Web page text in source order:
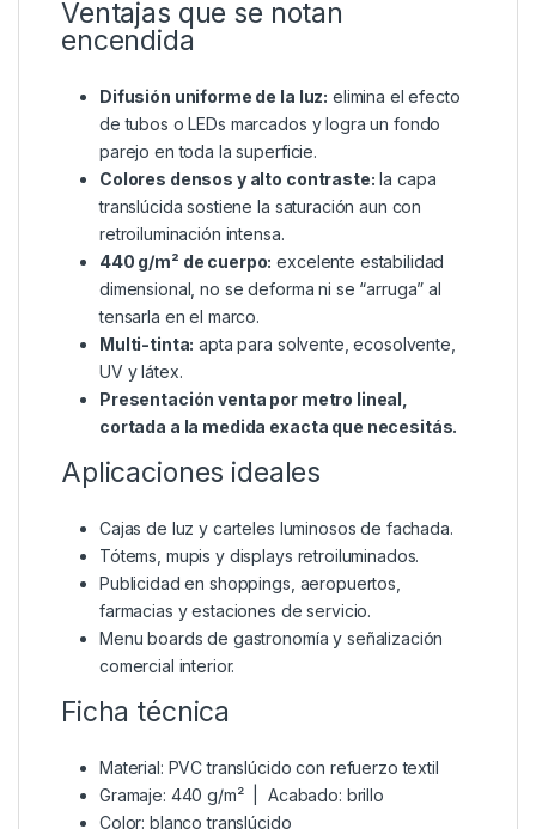
Ventajas que se notan
encendida
Difusión uniforme de la luz: elimina el efecto
de tubos o LEDs marcados y logra un fondo
parejo en toda la superficie.
Colores densos y alto contraste: la capa
translúcida sostiene la saturación aun con
retroiluminación intensa.
440 g/m² de cuerpo: excelente estabilidad
dimensional, no se deforma ni se “arruga” al
tensarla en el marco.
Multi-tinta: apta para solvente, ecosolvente,
UV y látex.
Presentación venta por metro lineal,
cortada a la medida exacta que necesitás.
Aplicaciones ideales
Cajas de luz y carteles luminosos de fachada.
Tótems, mupis y displays retroiluminados.
Publicidad en shoppings, aeropuertos,
farmacias y estaciones de servicio.
Menu boards de gastronomía y señalización
comercial interior.
Ficha técnica
Material: PVC translúcido con refuerzo textil
Gramaje: 440 g/m² | Acabado: brillo
Color: blanco translúcido